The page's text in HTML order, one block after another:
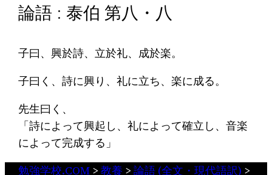
論語 : 泰伯 第八・八
子曰、興於詩、立於礼、成於楽。
子曰く、詩に興り、礼に立ち、楽に成る。
先生曰く、
「詩によって興起し、礼によって確立し、音楽
によって完成する」
勉強学校.COM >教養 >論語 (全文・現代語訳) >